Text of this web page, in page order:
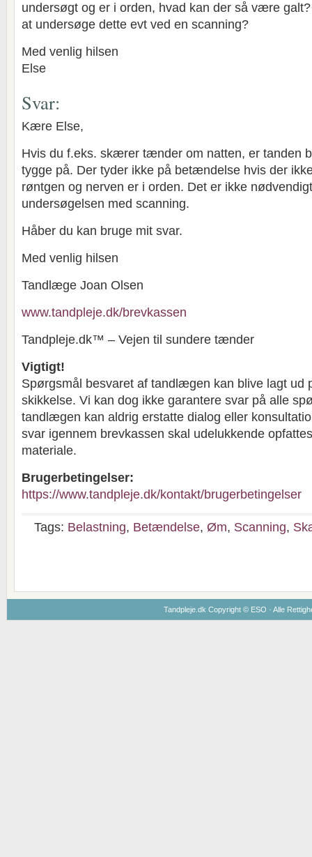
undersøgt og er i orden, hvad kan der så være
at undersøge dette evt ved en scanning?
Med venlig hilsen
Else
Svar:
Kære Else,
Hvis du f.eks. skærer tænder om natten, er tanden
tygge på. Der tyder ikke på betændelse hvis der
røntgen og nerven er i orden. Det er ikke
undersøgelsen med scanning.
Håber du kan bruge mit svar.
Med venlig hilsen
Tandlæge Joan Olsen
www.tandpleje.dk/brevkassen
Tandpleje.dk™ – Vejen til sundere tænder
Vigtigt!
Spørgsmål besvaret af tandlægen kan blive lagt ud
skikkelse. Vi kan dog ikke garantere svar på alle
tandlægen kan aldrig erstatte dialog eller
svar igennem brevkassen skal udelukkende
materiale.
Brugerbetingelser:
https://www.tandpleje.dk/kontakt/brugerbetingelser
Tags: Belastning, Betændelse, Øm, Scanning,
Tandpleje.dk Copyright © ESO · Alle